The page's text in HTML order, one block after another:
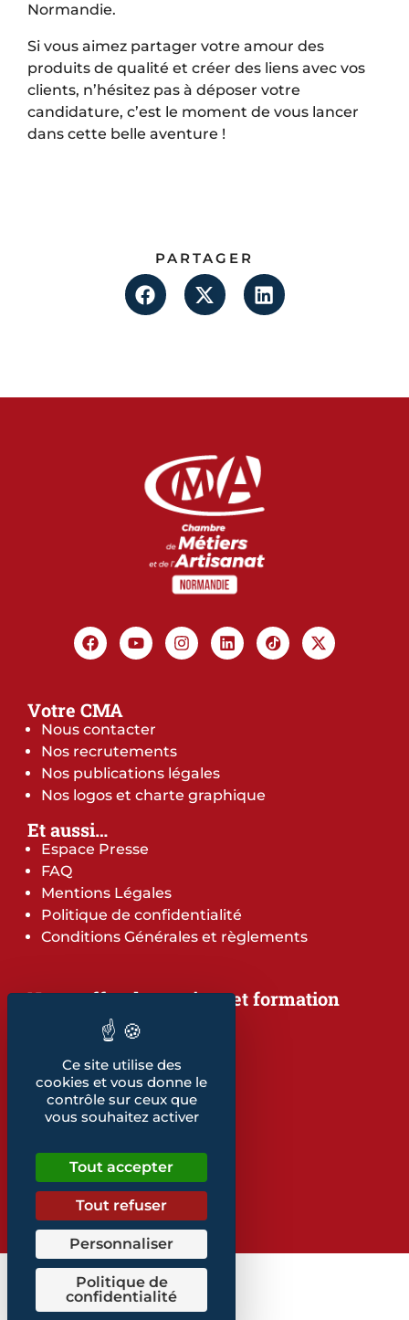
Normandie.
Si vous aimez partager votre amour des
produits de qualité et créer des liens avec vos
clients, n’hésitez pas à déposer votre
candidature, c’est le moment de vous lancer
dans cette belle aventure !
PARTAGER
Votre CMA
Nous contacter
Nos recrutements
Nos publications légales
Nos logos et charte graphique
Et aussi…
Espace Presse
FAQ
Mentions Légales
Politique de confidentialité
Conditions Générales et règlements
Notre offre de services et formation
Notre offre de services
Notre offre de formation
Notre dépliant formation
Les indicateurs
Nos publications
Retrouvez également...
Notre glossaire
Ce site utilise des
cookies et vous donne le
contrôle sur ceux que
vous souhaitez activer
Tout accepter
Tout refuser
Personnaliser
Politique de
confidentialité